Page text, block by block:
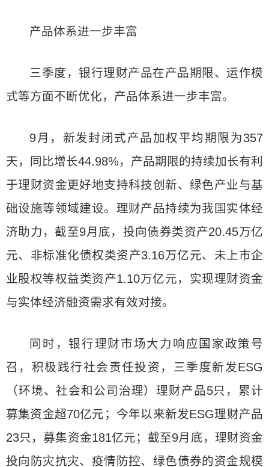
产品体系进一步丰富
三季度，银行理财产品在产品期限、运作模
式等方面不断优化，产品体系进一步丰富。
9月，新发封闭式产品加权平均期限为357
天，同比增长44.98%，产品期限的持续加长有利
于理财资金更好地支持科技创新、绿色产业与基
础设施等领域建设。理财产品持续为我国实体经
济助力，截至9月底，投向债券类资产20.45万亿
元、非标准化债权类资产3.16万亿元、未上市企
业股权等权益类资产1.10万亿元，实现理财资金
与实体经济融资需求有效对接。
同时，银行理财市场大力响应国家政策号
召，积极践行社会责任投资，三季度新发ESG
（环境、社会和公司治理）理财产品5只，累计
募集资金超70亿元；今年以来新发ESG理财产品
23只，募集资金181亿元；截至9月底，理财资金
投向防灾抗灾、疫情防控、绿色债券的资金规模